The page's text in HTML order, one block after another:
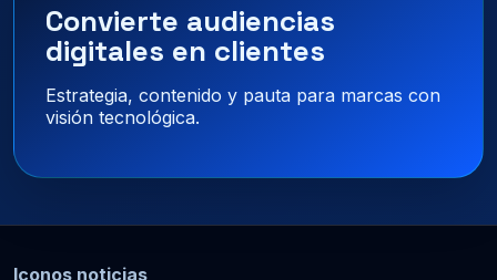
Convierte audiencias
digitales en clientes
Estrategia, contenido y pauta para marcas con
visión tecnológica.
Iconos noticias